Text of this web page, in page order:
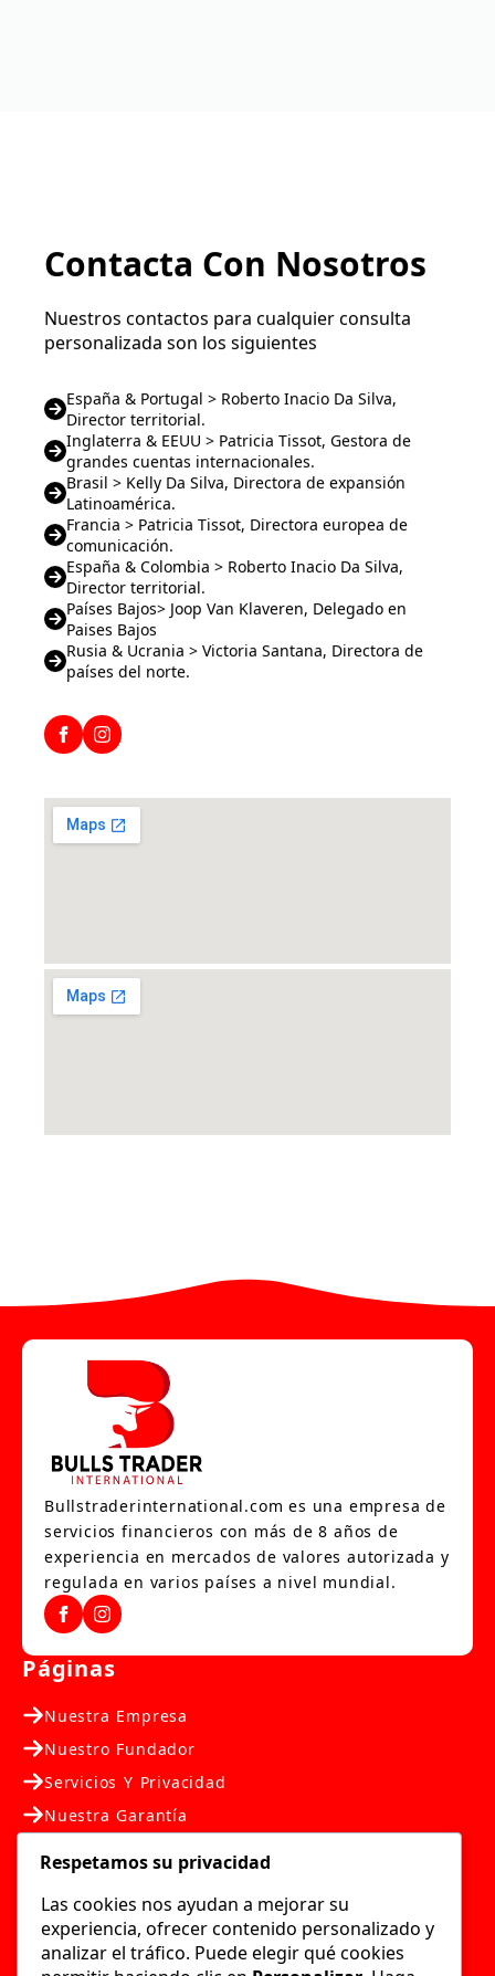
Contacta Con Nosotros
Nuestros contactos para cualquier consulta
personalizada son los siguientes
España & Portugal > Roberto Inacio Da Silva,
Director territorial.
Inglaterra & EEUU > Patricia Tissot, Gestora de
grandes cuentas internacionales.
Brasil > Kelly Da Silva, Directora de expansión
Latinoamérica.
Francia > Patricia Tissot, Directora europea de
comunicación.
España & Colombia > ​Roberto Inacio Da Silva,
Director territorial.
Países Bajos> Joop Van Klaveren, Delegado en
Paises Bajos
Rusia & Ucrania > Victoria Santana, Directora de
países del norte.
Bullstraderinternational.com es una empresa de
servicios financieros con más de 8 años de
experiencia en mercados de valores autorizada y
regulada en varios países a nivel mundial.
Páginas
Nuestra Empresa
Nuestro Fundador
Servicios Y Privacidad
Nuestra Garantía
Nosotros
Contáctanos
Respetamos su privacidad
Las cookies nos ayudan a mejorar su
experiencia, ofrecer contenido personalizado y
analizar el tráfico. Puede elegir qué cookies